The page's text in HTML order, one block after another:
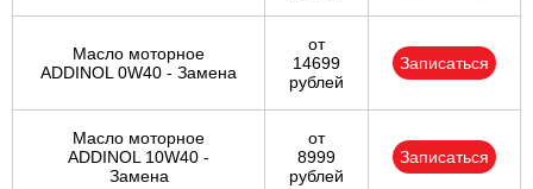
Масло моторное
ADDINOL 0W40 - Замена
от
14699
рублей
Записаться
Масло моторное
ADDINOL 10W40 -
Замена
от
8999
рублей
Записаться